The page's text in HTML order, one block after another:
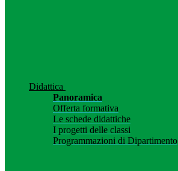
Didattica
Panoramica
Offerta formativa
Le schede didattiche
I progetti delle classi
Programmazioni di Dipartimento